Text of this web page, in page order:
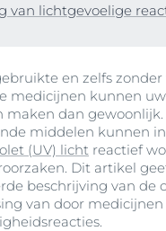
van lichtgevoelige
en zelfs
medicijnen kunnen
maken dan
middelen kunnen
(UV) licht reactief
Dit artikel
beschrijving van de
van door